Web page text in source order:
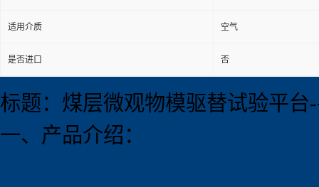
适用介质 空气
是否进口 否
标题：煤层微观物模驱替试验平台
一、产品介绍：